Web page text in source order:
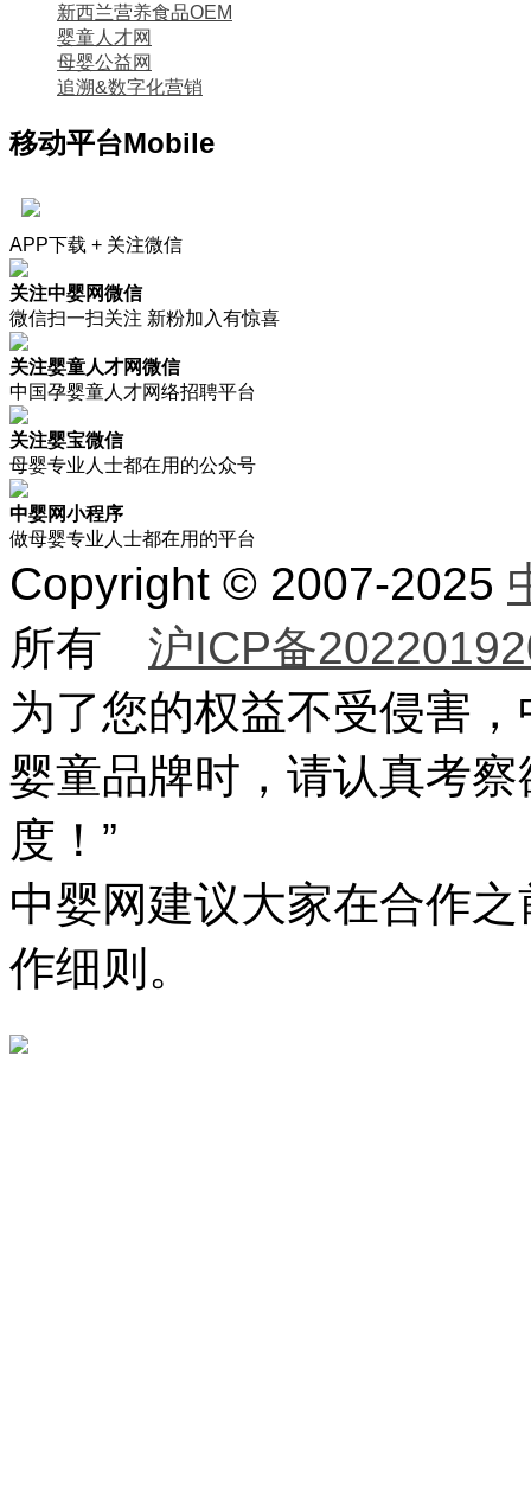
新西兰营养食品OEM
婴童人才网
母婴公益网
追溯&数字化营销
移动平台Mobile
APP下载 + 关注微信
关注中婴网微信
微信扫一扫关注 新粉加入有惊喜
关注婴童人才网微信
中国孕婴童人才网络招聘平台
关注婴宝微信
母婴专业人士都在用的公众号
中婴网小程序
做母婴专业人士都在用的平台
Copyright © 2007-2025
所有 沪ICP备
为了您的权益不受侵害
婴童品牌时，请认真考
度！”
中婴网建议大家在合作
作细则。